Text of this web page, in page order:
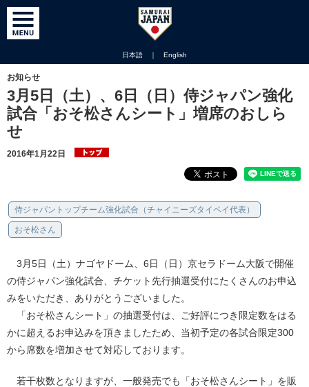
日本語 ｜ English
お知らせ
3月5日（土）、6日（日）侍ジャパン強化
試合「おそ松さんシート」増席のおしら
せ
2016年1月22日
侍ジャパントップチーム強化試合（チャイニーズタイペイ代表）
おそ松さん
3月5日（土）ナゴヤドーム、6日（日）京セラドーム大阪で開催
の侍ジャパン強化試合、チケット先行抽選受付にたくさんのお申込
みをいただき、ありがとうございました。
「おそ松さんシート」の抽選受付は、ご好評につき限定数をはる
かに超えるお申込みを頂きましたため、当初予定の各試合限定300
から席数を増加させて対応しております。
若干枚数となりますが、一般発売でも「おそ松さんシート」を販